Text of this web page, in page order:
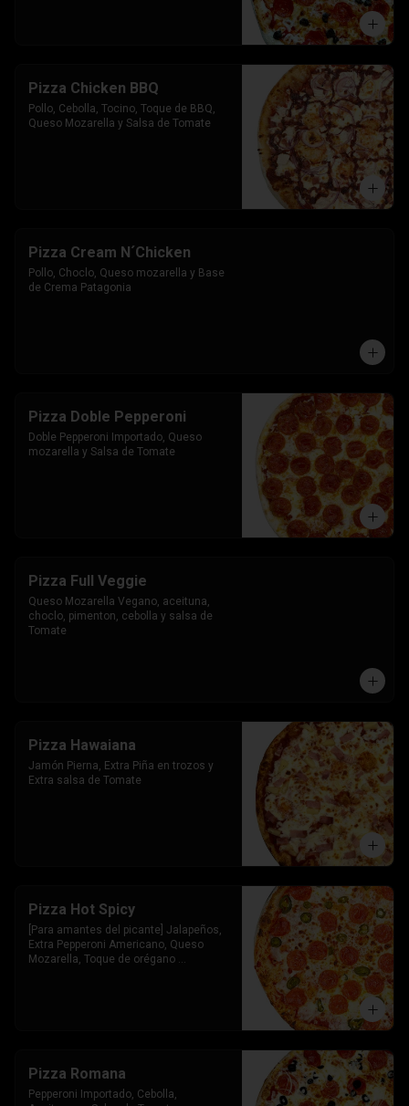
Pizza Chicken BBQ
Pollo, Cebolla, Tocino, Toque de BBQ,
Queso Mozarella y Salsa de Tomate
Pizza Cream N´Chicken
Pollo, Choclo, Queso mozarella y Base
de Crema Patagonia
Pizza Doble Pepperoni
Doble Pepperoni Importado, Queso
mozarella y Salsa de Tomate
Pizza Full Veggie
Queso Mozarella Vegano, aceituna,
choclo, pimenton, cebolla y salsa de
Tomate
Pizza Hawaiana
Jamón Pierna, Extra Piña en trozos y
Extra salsa de Tomate
Pizza Hot Spicy
[Para amantes del picante] Jalapeños,
Extra Pepperoni Americano, Queso
Mozarella, Toque de orégano
Pizza Romana
Pepperoni Importado, Cebolla,